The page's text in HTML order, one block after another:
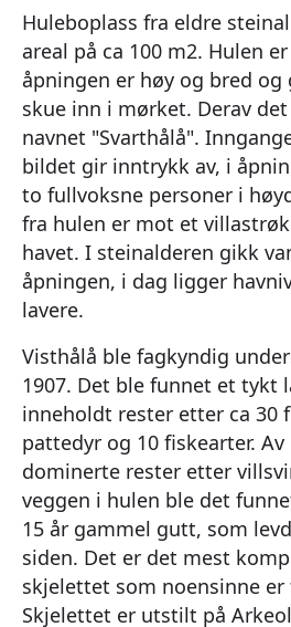
Huleboplass fra eldre
areal på ca 100 m2. Hulen
åpningen er høy og bred
skue inn i mørket. Derav
navnet "Svarthålå".
bildet gir inntrykk av, i
to fullvoksne personer i
fra hulen er mot et
havet. I steinalderen gikk
åpningen, i dag ligger
lavere.
Visthålå ble fagkyndig
1907. Det ble funnet et tykt
inneholdt rester etter ca 30
pattedyr og 10 fiskearter.
dominerte rester etter
veggen i hulen ble det
15 år gammel gutt, som
siden. Det er det mest
skjelettet som noensinne
Skjelettet er utstilt på